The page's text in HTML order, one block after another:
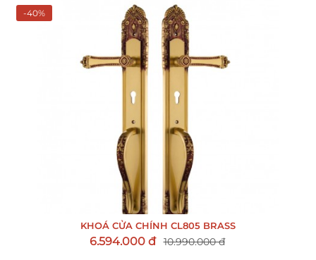
-40%
KHOÁ CỬA CHÍNH CL805 BRASS
6.594.000 đ 10.990.000 đ